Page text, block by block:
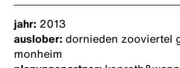
jahr: 2013
auslober: dornieden zooviertel
monheim